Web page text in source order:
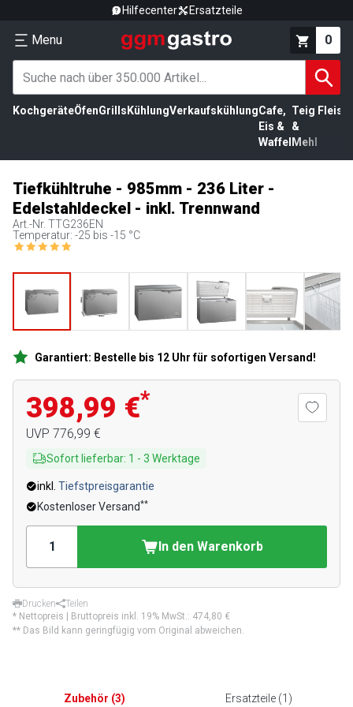
Hilfecenter Ersatzteile
Menu 0
KochgeräteÖfenGrills KühlungVerkaufskühlungCafe,
Eis &
Waffel
Teig
&
Mehl
Tiefkühltruhe - 985mm - 236 Liter -
Edelstahldeckel - inkl. Trennwand
Art.-Nr. TTG236EN
Temperatur: -25 bis -15 °C
Garantiert: Bestelle bis 12 Uhr für sofortigen Versand!
398,99 €*
UVP 776,99 €
Sofort lieferbar: 1 - 3 Werktage
inkl. Tiefstpreisgarantie
Kostenloser Versand**
In den Warenkorb
Drucken
Teilen
* Nettopreis | Bruttopreis inkl. 19% MwSt.: 474,80 €
** Das Bild kann geringfügig vom Original abweichen.
Zubehör (3) Ersatzteile(1 )